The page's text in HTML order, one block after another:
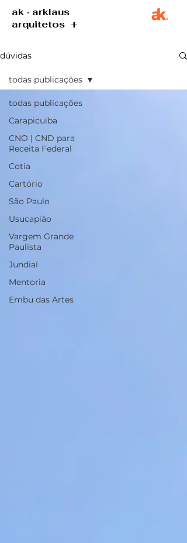
ak · arklaus
arquitetos +
dúvidas
todas publicações
Carapicuíba
CNO | CND para
Receita Federal
Cotia
Cartório
São Paulo
Usucapião
Vargem Grande
Paulista
Jundiaí
Mentoria
Embu das Artes
todas publicações